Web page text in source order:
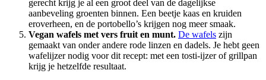
gerecht krijg je al een groot deel van de dagelijkse
aanbeveling groenten binnen. Een beetje kaas en kruiden
eroverheen, en de portobello’s krijgen nog meer smaak.
Vegan wafels met vers fruit en munt. De wafels zijn
gemaakt van onder andere rode linzen en dadels. Je hebt geen
wafelijzer nodig voor dit recept: met een tosti-ijzer of grillpan
krijg je hetzelfde resultaat.